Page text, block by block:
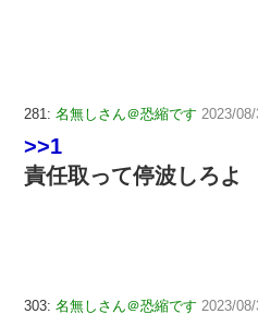
281: 名無しさん＠恐縮です 2023/
>>1
責任取って停波しろよ
303: 名無しさん＠恐縮です 2023/